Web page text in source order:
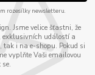
rozesílky newsletteru.
Jsme velice šťastni, že
exklusivních událostí a
tak i na e-shopu. Pokud si
vyplňte Vaši emailovou